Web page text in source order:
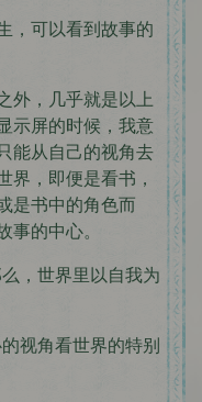
，可以看到故事的
外，几乎就是以上
示屏的时候，我意
能从自己的视角去
界，即便是看书，
是书中的角色而
的中心。
，世界里以自我为
视角看世界的特别